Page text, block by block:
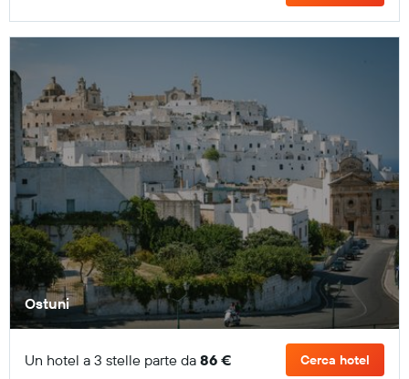
Ostuni
Un hotel a 3 stelle parte da 86 € Cerca hotel